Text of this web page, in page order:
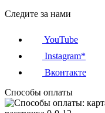
Следите за нами
YouTube
Instagram*
Вконтакте
Способы оплаты